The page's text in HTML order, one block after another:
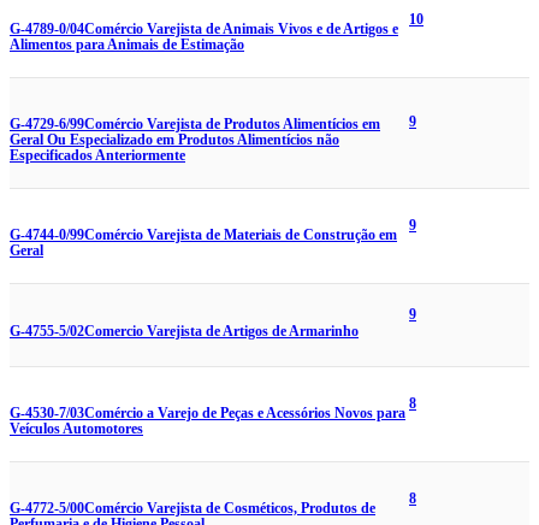
G-4789-0/04Comércio Varejista de Animais Vivos e de Artigos e
Alimentos para Animais de Estimação
10
G-4729-6/99Comércio Varejista de Produtos Alimentícios em
Geral Ou Especializado em Produtos Alimentícios não
Especificados Anteriormente
9
G-4744-0/99Comércio Varejista de Materiais de Construção em
Geral
9
G-4755-5/02Comercio Varejista de Artigos de Armarinho
9
G-4530-7/03Comércio a Varejo de Peças e Acessórios Novos para
Veículos Automotores
8
G-4772-5/00Comércio Varejista de Cosméticos, Produtos de
8